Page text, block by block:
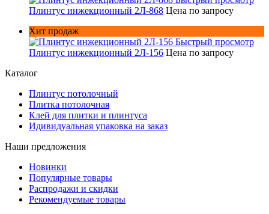
Плинтус инжекционный 2Л-868 Цена по запросу
Хит продаж
Быстрый просмотр
Плинтус инжекционный 2Л-156 Цена по запросу
Каталог
Плинтус потолочный
Плитка потолочная
Клей для плитки и плинтуса
Идивидуальная упаковка на заказ
Наши предложения
Новинки
Популярные товары
Распродажи и скидки
Рекомендуемые товары